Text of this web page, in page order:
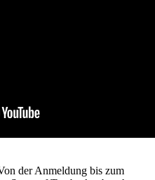
der Anmeldung bis zum